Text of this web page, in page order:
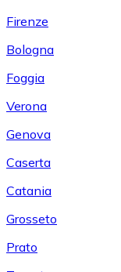
Firenze
Bologna
Foggia
Verona
Genova
Caserta
Catania
Grosseto
Prato